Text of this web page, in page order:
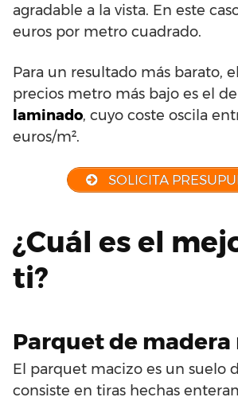
agradable a la vista. En este
euros por metro cuadrado.
Para un resultado más barato,
precios metro más bajo es el
laminado, cuyo coste oscila
euros/m².
SOLICITA
¿Cuál es el
ti?
Parquet de madera
El parquet macizo es un suelo
consiste en tiras hechas